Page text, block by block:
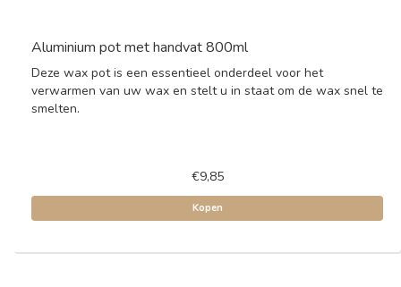
Aluminium pot met handvat 800ml
Deze wax pot is een essentieel onderdeel voor het
verwarmen van uw wax en stelt u in staat om de wax snel te
smelten.
€9,85
Kopen